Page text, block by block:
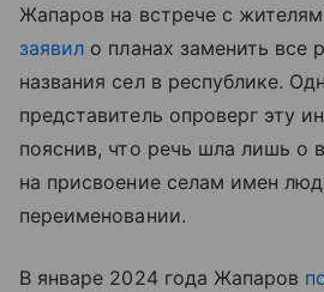
Жапаров на встрече с
заявил о планах заменить все
названия сел в республике.
представитель опроверг эту
пояснив, что речь шла лишь о
на присвоение селам имен
переименовании.
В январе 2024 года Жапаров